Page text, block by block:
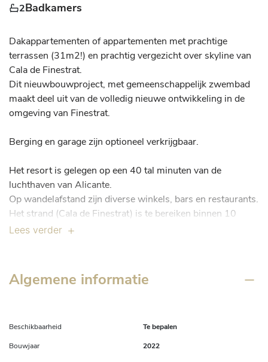
2Badkamers
Dakappartementen of appartementen met prachtige
terrassen (31m2!) en prachtig vergezicht over skyline van
Cala de Finestrat.
Dit nieuwbouwproject, met gemeenschappelijk zwembad
maakt deel uit van de volledig nieuwe ontwikkeling in de
omgeving van Finestrat.
Berging en garage zijn optioneel verkrijgbaar.
Het resort is gelegen op een 40 tal minuten van de
luchthaven van Alicante.
Op wandelafstand zijn diverse winkels, bars en restaurants.
Het strand (Cala de Finestrat) is te bereiken binnen 10
minuten met de wagen.
liggen in onmiddellijke nabijheid van dit resort.
laten je dan ook graag weten dat er meer beschikbaarheden
zijn dan hetgeen op website staat vermeld.
Lees verder
Algemene informatie
Beschikbaarheid
Te bepalen
Bouwjaar
2022